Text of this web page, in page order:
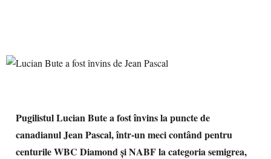
Pugilistul Lucian Bute a fost învins la puncte de
canadianul Jean Pascal, într-un meci contând pentru
centurile WBC Diamond şi NABF la categoria semigrea,